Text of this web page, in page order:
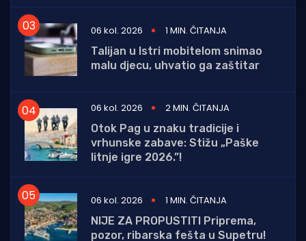
06 kol. 2026
1 MIN. ČITANJA
Talijan u Istri mobitelom snimao
malu djecu, uhvatio ga zaštitar
06 kol. 2026
2 MIN. ČITANJA
Otok Pag u znaku tradicije i
vrhunske zabave: Stižu „Paške
litnje igre 2026.”!
06 kol. 2026
1 MIN. ČITANJA
NIJE ZA PROPUSTITI Priprema,
pozor, ribarska fešta u Supetru!